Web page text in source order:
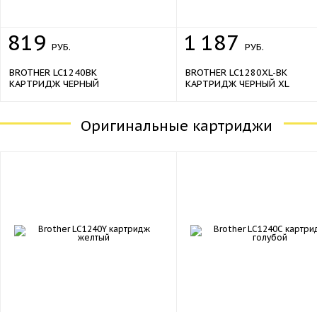
819 РУБ.
BROTHER LC1240BK
КАРТРИДЖ ЧЕРНЫЙ
1 187 РУБ.
BROTHER LC1280XL-BK
КАРТРИДЖ ЧЕРНЫЙ XL
Оригинальные картриджи